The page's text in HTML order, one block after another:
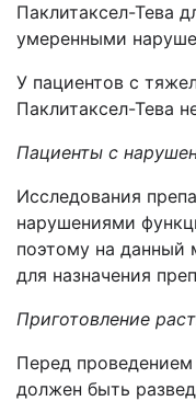
Паклитаксел-Тева
умеренными
У пациентов с
Паклитаксел-Тева
Пациенты с
Исследования
нарушениями
поэтому на данный
для назначения
Приготовление
Перед
должен быть